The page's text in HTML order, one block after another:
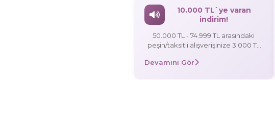
10.000 TL`ye varan
indirim!
50.000 TL - 74.999 TL arasındaki
peşin/taksitli alışverişinize 3.000 TL
arasındaki peşin/taksitli alışverişinize
Devamını Gör